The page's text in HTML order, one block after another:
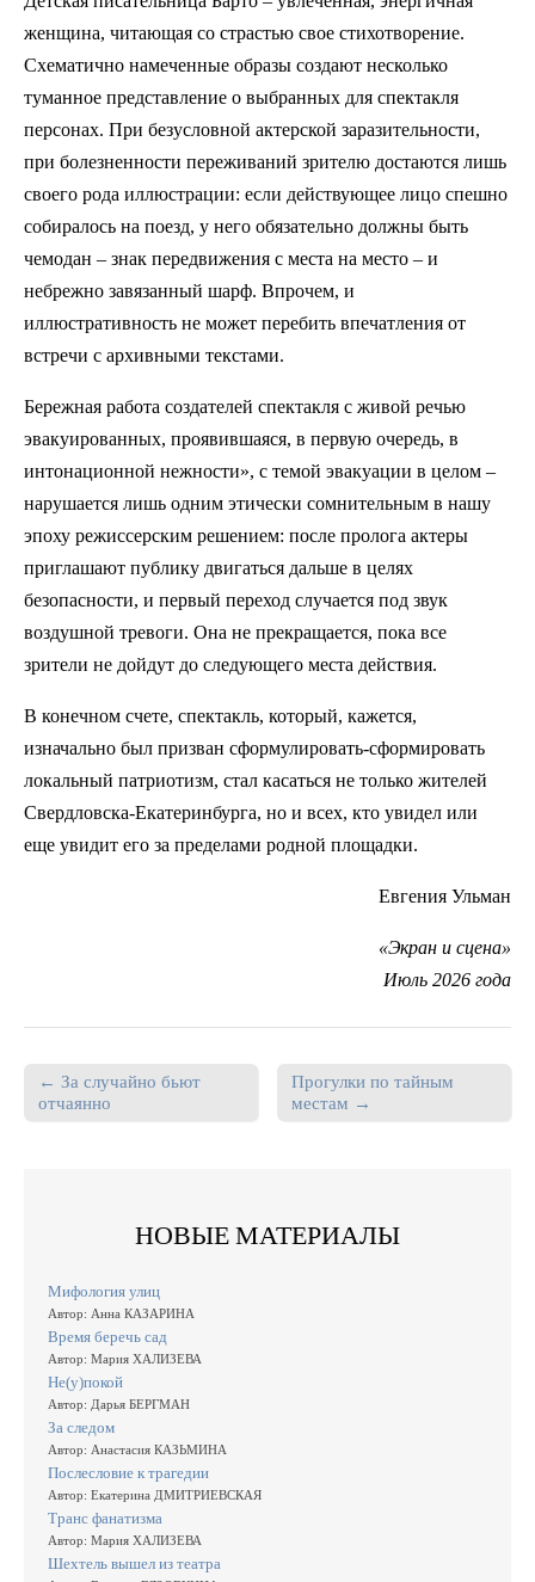
женщина, читающая со страстью свое стихотворение.
Схематично намеченные образы создают несколько
туманное представление о выбранных для спектакля
персонах. При безусловной актерской заразительности,
при болезненности переживаний зрителю достаются лишь
своего рода иллюстрации: если действующее лицо спешно
собиралось на поезд, у него обязательно должны быть
чемодан – знак передвижения с места на место – и
небрежно завязанный шарф. Впрочем, и
иллюстративность не может перебить впечатления от
встречи с архивными текстами.
Бережная работа создателей спектакля с живой речью
эвакуированных, проявившаяся, в первую очередь, в
интонационной нежности», с темой эвакуации в целом –
нарушается лишь одним этически сомнительным в нашу
эпоху режиссерским решением: после пролога актеры
приглашают публику двигаться дальше в целях
безопасности, и первый переход случается под звук
воздушной тревоги. Она не прекращается, пока все
зрители не дойдут до следующего места действия.
В конечном счете, спектакль, который, кажется,
изначально был призван сформулировать-сформировать
локальный патриотизм, стал касаться не только жителей
Свердловска-Екатеринбурга, но и всех, кто увидел или
еще увидит его за пределами родной площадки.
Евгения Ульман
«Экран и сцена»
Июль 2026 года
Post navigation
← За случайно бьют
отчаянно
Прогулки по тайным
местам →
НОВЫЕ МАТЕРИАЛЫ
Мифология улиц
Автор: Анна КАЗАРИНА
Время беречь сад
Автор: Мария ХАЛИЗЕВА
Не(у)покой
Автор: Дарья БЕРГМАН
За следом
Автор: Анастасия КАЗЬМИНА
Послесловие к трагедии
Автор: Екатерина ДМИТРИЕВСКАЯ
Транс фанатизма
Автор: Мария ХАЛИЗЕВА
Шехтель вышел из театра